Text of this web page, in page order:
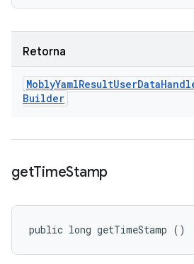
Retorna
MoblyYamlResultUserData
Builder
getTimeStamp
public long getTimeStamp ()